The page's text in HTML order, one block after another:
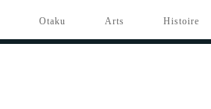
Otaku Arts Histoire